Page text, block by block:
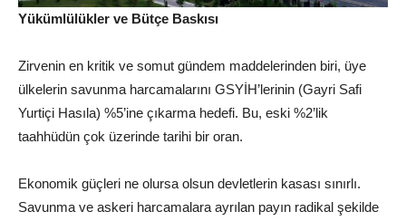
Yükümlülükler ve Bütçe Baskısı
Zirvenin en kritik ve somut gündem maddelerinden biri, üye
ülkelerin savunma harcamalarını GSYİH’lerinin (Gayri Safi
Yurtiçi Hasıla) %5’ine çıkarma hedefi. Bu, eski %2’lik
taahhüdün çok üzerinde tarihi bir oran.
Ekonomik güçleri ne olursa olsun devletlerin kasası sınırlı.
Savunma ve askeri harcamalara ayrılan payın radikal şekilde